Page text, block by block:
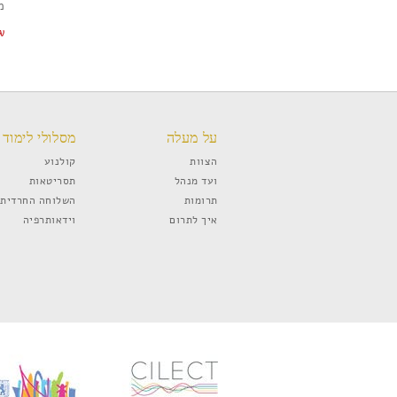
על מעלה
הצוות
ועד מנהל
תרומות
איך לתרום
מסלולי לימוד
קולנוע
תסריטאות
השלוחה החרדית
וידאותרפיה